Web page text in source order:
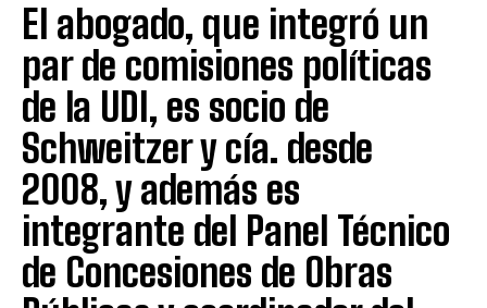
El abogado, que integró un
par de comisiones políticas
de la UDI, es socio de
Schweitzer y cía. desde
2008, y además es
integrante del Panel Técnico
de Concesiones de Obras